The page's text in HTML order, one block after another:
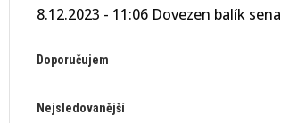
8.12.2023 - 11:06 Dovezen balík sena
Doporučujem
Nejsledovanější